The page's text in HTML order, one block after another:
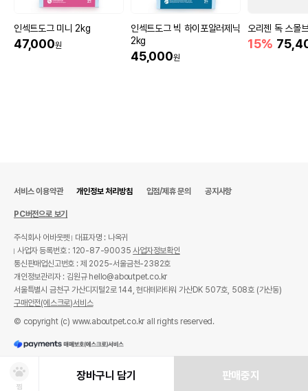
인섹트도그 미니 2kg
47,000원
인섹트도그 빅 하이포알러제닉
2kg
45,000원
오리젠 독 스몰
15%
찜
장바구니 담기 판매중지
서비스 이용약관 개인정보 처리방침 입점/제휴 문의 공지사항
PC버전으로 보기
주식회사 어바웃펫
대표자명 : 나옥귀
사업자 등록번호 : 120-87-90035사업자정보확인
통신판매업신고번호 : 제 2025-서울금천-2382호
개인정보관리자 : 김원규 hello@aboutpet.co.kr
서울특별시 금천구 가산디지털2로 144, 현대테라타워 가산DK 507호, 508호 (가산동)
구매안전(에스크로)서비스
© copyright (c) www.aboutpet.co.kr all rights reserved.